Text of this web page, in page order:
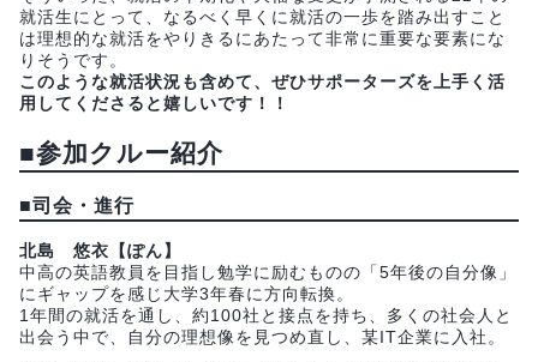
就活生にとって、なるべく早くに就活の一歩を踏み出すこと
は理想的な就活をやりきるにあたって非常に重要な要素にな
りそうです。
このような就活状況も含めて、ぜひサポーターズを上手く活
用してくださると嬉しいです！！
■参加クルー紹介
■司会・進行
北島 悠衣【ぽん】
中高の英語教員を目指し勉学に励むものの「5年後の自分像」
にギャップを感じ大学3年春に方向転換。
1年間の就活を通し、約100社と接点を持ち、多くの社会人と
出会う中で、自分の理想像を見つめ直し、某IT企業に入社。